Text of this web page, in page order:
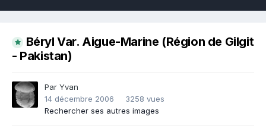
Béryl Var. Aigue-Marine (Région de Gilgit
- Pakistan)
Par Yvan
14 décembre 2006
3258 vues
Rechercher ses autres images